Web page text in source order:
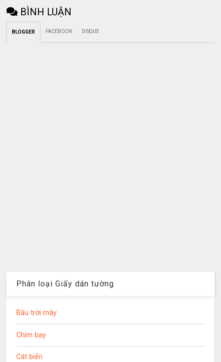
BÌNH LUẬN
BLOGGER FACEBOOK DISQUS
Phân loại Giấy dán tường
Bầu trời mây
Chim bay
Cát biển